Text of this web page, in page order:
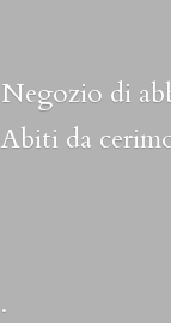
Negozio di
Abiti da
.